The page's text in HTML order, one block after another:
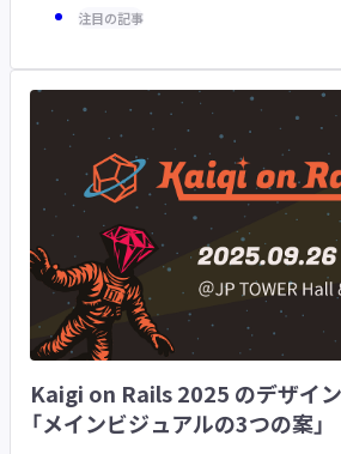
注目の記事
Kaigi on Rails 2025 のデザイ
「メインビジュアルの3つの案」